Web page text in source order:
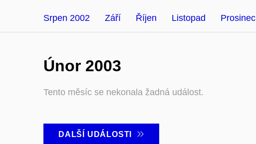
Srpen 2002 Září Říjen Listopad Prosinec
Únor 2003
Tento měsíc se nekonala žadná událost.
DALŠÍ UDÁLOSTI